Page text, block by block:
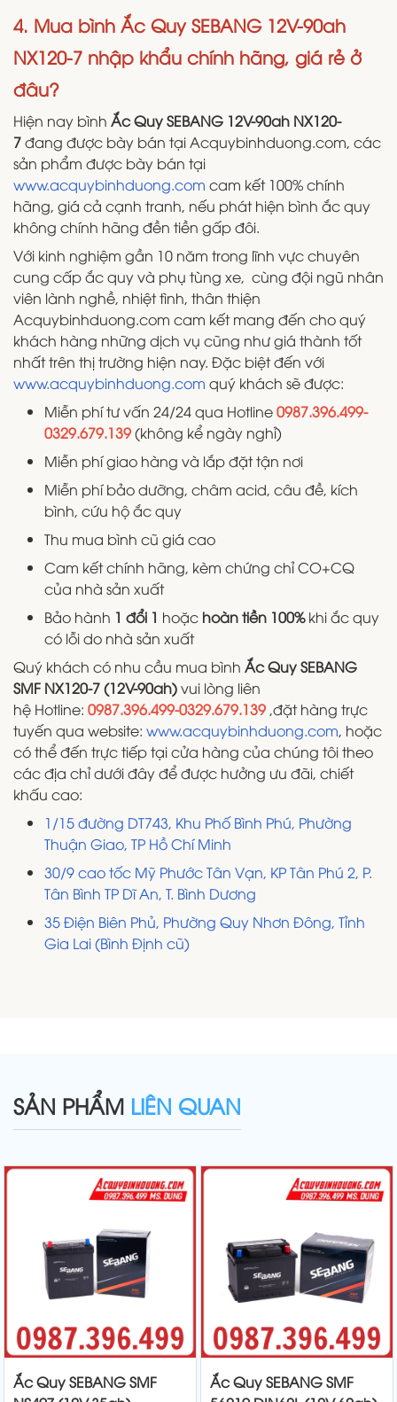
4. Mua bình Ắc Quy SEBANG 12V-90ah
NX120-7 nhập khẩu chính hãng, giá rẻ ở
đâu?
Hiện nay bình Ắc Quy SEBANG 12V-90ah NX120-
7đang được bày bán tại Acquybinhduong.com, các
sản phẩm được bày bán tại
www.acquybinhduong.com cam kết 100% chính
hãng, giá cả cạnh tranh, nếu phát hiện bình ắc quy
không chính hãng đền tiền gấp đôi.
Với kinh nghiệm gần 10 năm trong lĩnh vực chuyên
cung cấp ắc quy và phụ tùng xe, cùng đội ngũ nhân
viên lành nghề, nhiệt tình, thân thiện
Acquybinhduong.com cam kết mang đến cho quý
khách hàng những dịch vụ cũng như giá thành tốt
nhất trên thị trường hiện nay. Đặc biệt đến với
www.acquybinhduong.com quý khách sẽ được:
Miễn phí tư vấn 24/24 qua Hotline0987.396.499-
0329.679.139(không kể ngày nghỉ)
Miễn phí giao hàng và lắp đặt tận nơi
Miễn phí bảo dưỡng, châm acid, câu đề, kích
bình, cứu hộ ắc quy
Thu mua bình cũ giá cao
Cam kết chính hãng, kèm chứng chỉ CO+CQ
của nhà sản xuất
Bảo hành 1 đổi 1 hoặc hoàn tiền 100%khi ắc quy
có lỗi do nhà sản xuất
Quý khách có nhu cầu mua bình Ắc Quy SEBANG
SMF NX120-7 (12V-90ah)vui lòng liên
hệ Hotline: 0987.396.499-0329.679.139 ,đặt hàng trực
tuyến qua website: www.acquybinhduong.com, hoặc
có thể đến trực tiếp tại cửa hàng của chúng tôi theo
các địa chỉ dưới đây để được hưởng ưu đãi, chiết
khấu cao:
1/15 đường DT743, Khu Phố Bình Phú, Phường
Thuận Giao, TP Hồ Chí Minh
30/9 cao tốc Mỹ Phước Tân Vạn, KP Tân Phú 2, P.
Tân Bình TP Dĩ An, T. Bình Dương
35 Điện Biên Phủ, Phường Quy Nhơn Đông, Tỉnh
Gia Lai (Bình Định cũ)
SẢN PHẨM LIÊN QUAN
Ắc Quy SEBANG SMF
Ắc Quy SEBANG SMF